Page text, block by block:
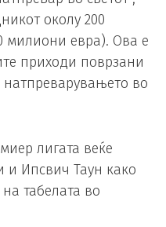
околу 200
милиони евра). Ова е
приходи поврзани
натпреварувањето во
лигата веќе
и Ипсвич Таун како
табелата во